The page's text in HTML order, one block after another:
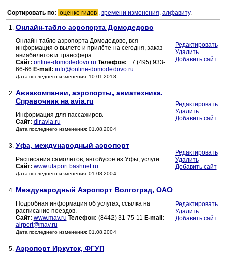
Сортировать по: оценке гидов , времени изменения, алфавиту.
1. Онлайн-табло аэропорта Домодедово
Онлайн табло аэропорта Домодедово, вся
информация о вылете и прилёте на сегодня, заказ
авиабилетов и трансфера.
Сайт: online-domodedovo.ru Телефон: +7 (495) 933-
66-66 E-mail: info@online-domodedovo.ru
Дата последнего изменения: 10.01.2018
Редактировать
Удалить
Добавить сайт
2. Авиакомпании, аэропорты, авиатехника.
Справочник на avia.ru
Информация для пассажиров.
Сайт: dir.avia.ru
Дата последнего изменения: 01.08.2004
Редактировать
Удалить
Добавить сайт
3. Уфа, международный аэропорт
Расписания самолетов, автобусов из Уфы, услуги.
Сайт: www.ufaport.bashnet.ru
Дата последнего изменения: 01.08.2004
Редактировать
Удалить
Добавить сайт
4. Международный Аэропорт Волгоград, ОАО
Подробная информация об услугах, ссылка на
расписание поездов.
Сайт: www.mav.ru Телефон: (8442) 31-75-11 E-mail:
airport@mav.ru
Дата последнего изменения: 01.08.2004
Редактировать
Удалить
Добавить сайт
5. Аэропорт Иркутск, ФГУП